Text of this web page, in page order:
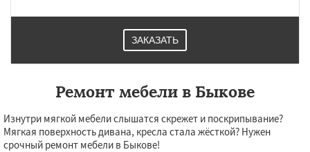
ЗАКАЗАТЬ
Ремонт мебели в Быкове
Изнутри мягкой мебели слышатся скрежет и поскрипывание?
Мягкая поверхность дивана, кресла стала жёсткой? Нужен
срочный ремонт мебели в Быкове!